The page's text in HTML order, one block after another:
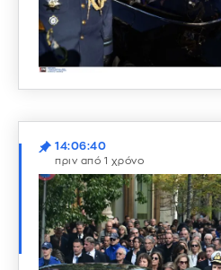
14:06:40
πριν από 1 χρόνο